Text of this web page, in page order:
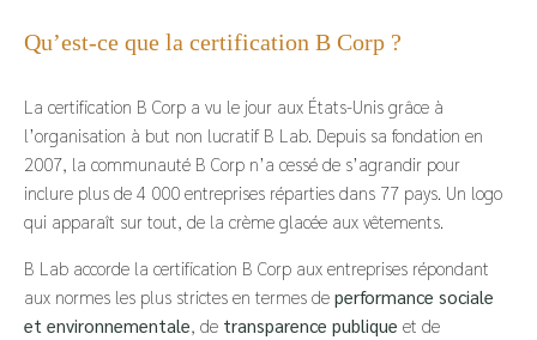
Qu’est-ce que la certification B Corp ?
La certification B Corp a vu le jour aux États-Unis grâce à
l’organisation à but non lucratif B Lab. Depuis sa fondation en
2007, la communauté B Corp n’a cessé de s’agrandir pour
inclure plus de 4 000 entreprises réparties dans 77 pays. Un logo
qui apparaît sur tout, de la crème glacée aux vêtements.
B Lab accorde la certification B Corp aux entreprises répondant
aux normes les plus strictes en termes de performance sociale
et environnementale , de transparence publique et de